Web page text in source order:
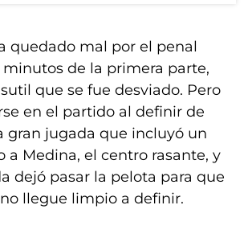
quedado mal por el penal
minutos de la primera parte,
que se fue desviado. Pero
en el partido al definir de
gran jugada que incluyó un
a Medina, el centro rasante, y
dejó pasar la pelota para que
llegue limpio a definir.